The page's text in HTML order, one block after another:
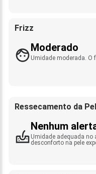
Frizz
Moderado
Umidade moderada. O
Ressecamento da
Nenhum
Umidade adequada no
desconforto na pele